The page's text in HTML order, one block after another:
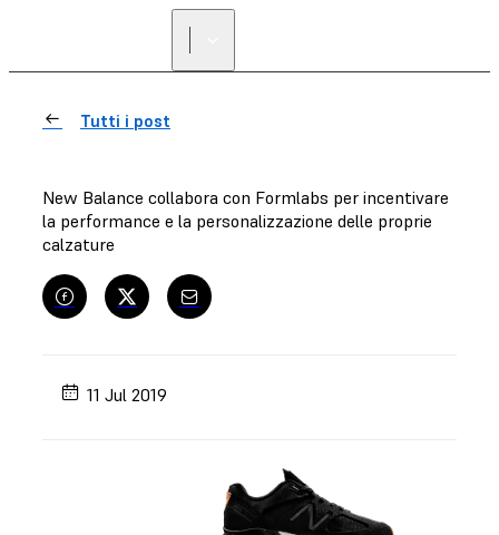
Tutti i post
New Balance collabora con Formlabs per incentivare
la performance e la personalizzazione delle proprie
calzature
11 Jul 2019